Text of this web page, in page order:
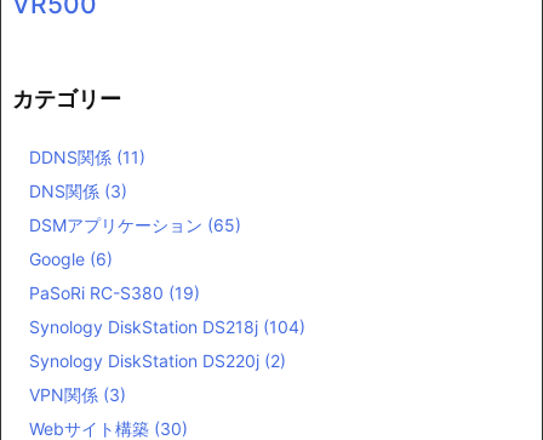
カテゴリー
DDNS関係 (11)
DNS関係 (3)
DSMアプリケーション (65)
Google (6)
PaSoRi RC-S380 (19)
Synology DiskStation DS218j (104)
Synology DiskStation DS220j (2)
VPN関係 (3)
Webサイト構築 (30)